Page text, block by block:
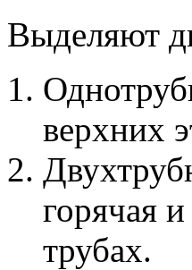
Выделяют
верхних
горячая
трубах.